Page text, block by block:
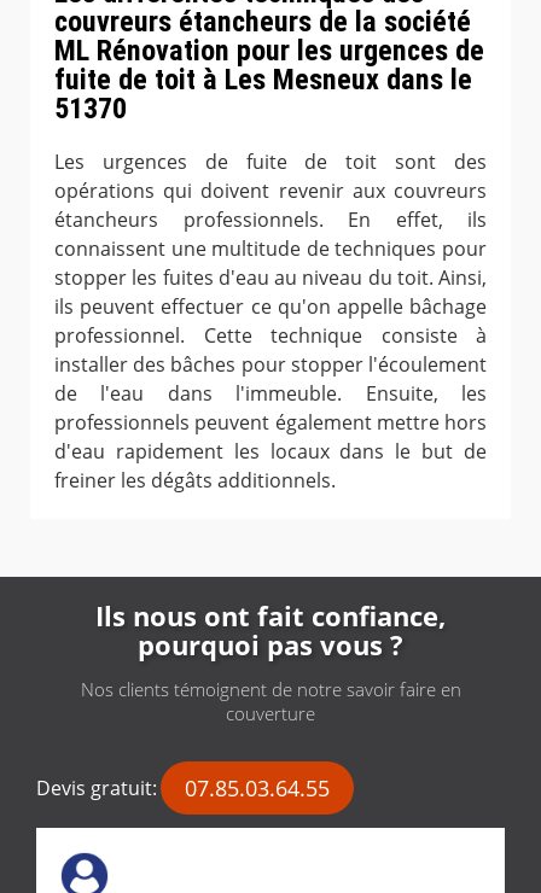
couvreurs étancheurs de la société
ML Rénovation pour les urgences de
fuite de toit à Les Mesneux dans le
51370
Les urgences de fuite de toit sont des
opérations qui doivent revenir aux couvreurs
étancheurs professionnels. En effet, ils
connaissent une multitude de techniques pour
stopper les fuites d'eau au niveau du toit. Ainsi,
ils peuvent effectuer ce qu'on appelle bâchage
professionnel. Cette technique consiste à
installer des bâches pour stopper l'écoulement
de l'eau dans l'immeuble. Ensuite, les
professionnels peuvent également mettre hors
d'eau rapidement les locaux dans le but de
freiner les dégâts additionnels.
Ils nous ont fait confiance,
pourquoi pas vous ?
Nos clients témoignent de notre savoir faire en
couverture
Devis gratuit: 07.85.03.64.55